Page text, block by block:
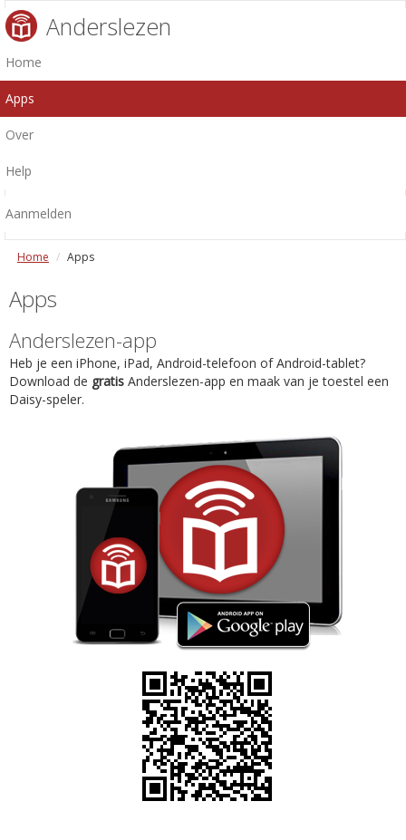
Anderslezen
Home
Apps
Over
Help
Aanmelden
Home Apps
Apps
Anderslezen-app
Heb je een iPhone, iPad, Android-telefoon of Android-tablet?
Download de gratis Anderslezen-app en maak van je toestel een
Daisy-speler.